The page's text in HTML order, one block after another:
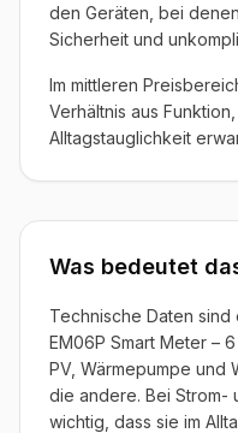
den Geräten, bei
Sicherheit und
Im mittleren
Verhältnis aus
Alltagstauglichkeit
Was bedeutet
Technische Daten sind
EM06P Smart Meter –
PV, Wärmepumpe und
die andere. Bei Strom-
wichtig, dass sie im